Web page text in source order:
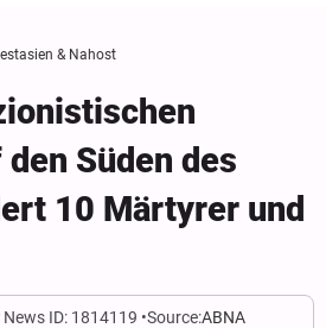
& Nahost
Süden des
10 Märtyrer und
News ID: 1814119 Source:ABNA